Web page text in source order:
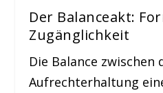
Der Balanceakt:
Zugänglichkeit
Die Balance zwischen
Aufrechterhaltung